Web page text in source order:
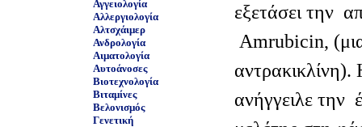
Αγγειολογία
Αλλεργιολογία
Αλτσχάιμερ
Ανδρολογία
Αιματολογία
Αυτοάνοσες
Βιοτεχνολογία
Βιταμίνες
Βελονισμός
Γενετική
εξετάσει την
Αmrubicin,
αντρακικλίνη).
ανήγγειλε την